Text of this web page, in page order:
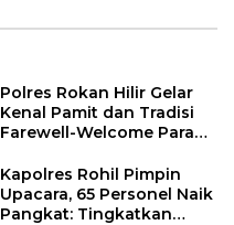
Polres Rokan Hilir Gelar
Kenal Pamit dan Tradisi
Farewell-Welcome Parade
Faroqi Resmi Menjabat
Kapolres Rohil Pimpin
Upacara, 65 Personel Naik
Pangkat: Tingkatkan